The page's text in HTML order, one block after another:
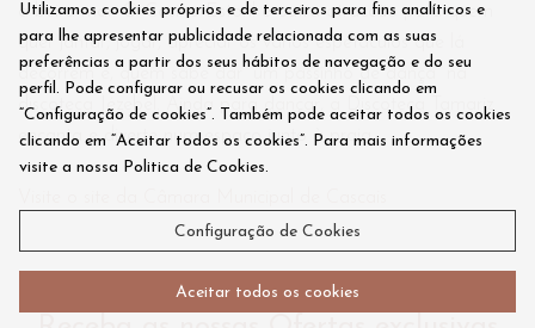
à beira-mar. O Casino Estoril é outra atraccão para quem
quer jantar, jogar, apreciar os vários espetáculos que lá
decorrem e, quem sabe dar “um passinho de dança” na
discoteca Jézebel. Ainda para dançar, a Discoteca Tamariz
encanta e diverte num espaço junto à praia.
Utilizamos cookies próprios e de terceiros para fins analíticos e
para lhe apresentar publicidade relacionada com as suas
preferências a partir dos seus hábitos de navegação e do seu
perfil. Pode configurar ou recusar os cookies clicando em
“Configuração de cookies”. Também pode aceitar todos os cookies
clicando em “Aceitar todos os cookies”. Para mais informações
visite a nossa Politica de Cookies.
Configuração de Cookies
Aceitar todos os cookies